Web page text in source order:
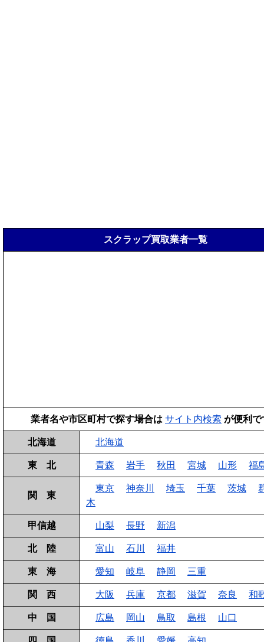
スクラップ買取業者一覧
業者名や市区町村で探す場合は サイト内検索 が便利で
北海道 北海道
東 北 青森 岩手 秋田 宮城 山形 福
関 東
東京 神奈川 埼玉 千葉 茨城
木
甲信越 山梨 長野 新潟
北 陸 富山 石川 福井
東 海 愛知 岐阜 静岡 三重
関 西 大阪 兵庫 京都 滋賀 奈良 和
中 国 広島 岡山 鳥取 島根 山口